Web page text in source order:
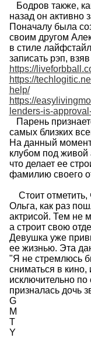
Бодров также,
назад он активно
Поначалу была
своим другом
в стиле
записать рэп,
https://
https://
help/
https://
lenders-is-
Парень
самых близких
На данный
клубом под живой
что делает ее
фамилию своего
Стоит отметить,
Ольга, как раз
актрисой. Тем не
а строит свою
Девушка уже
ее жизнью. Эта
"Я не стремлюсь
сниматься в кино,
исключительно
призналась дочь
G
M
T
Y